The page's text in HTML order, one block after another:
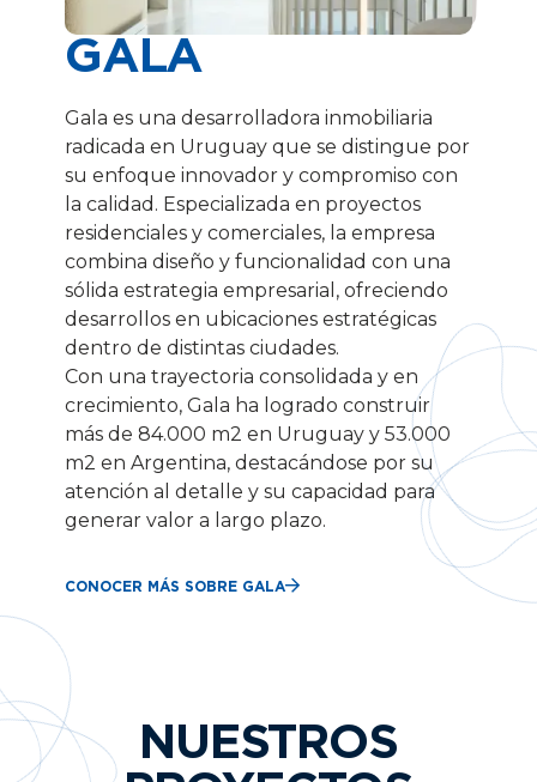
GALA
Gala es una desarrolladora inmobiliaria
radicada en Uruguay que se distingue por
su enfoque innovador y compromiso con
la calidad. Especializada en proyectos
residenciales y comerciales, la empresa
combina diseño y funcionalidad con una
sólida estrategia empresarial, ofreciendo
desarrollos en ubicaciones estratégicas
dentro de distintas ciudades.
Con una trayectoria consolidada y en
crecimiento, Gala ha logrado construir
más de 84.000 m2 en Uruguay y 53.000
m2 en Argentina, destacándose por su
atención al detalle y su capacidad para
generar valor a largo plazo.
CONOCER MÁS SOBRE GALA
NUESTROS